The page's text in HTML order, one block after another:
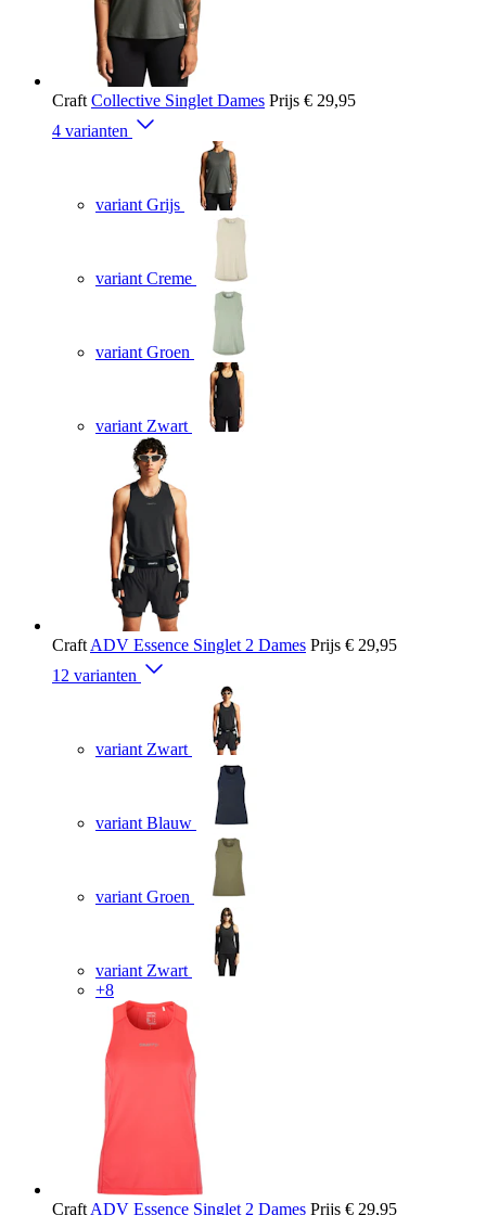
Craft Collective Singlet Dames Prijs € 29,95
4 varianten
variant Grijs
variant Creme
variant Groen
variant Zwart
Craft ADV Essence Singlet 2 Dames Prijs € 29,95
12 varianten
variant Zwart
variant Blauw
variant Groen
variant Zwart
+8
Craft ADV Essence Singlet 2 Dames Prijs € 29,95